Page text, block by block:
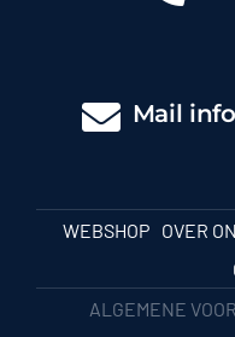
Mail
WEBSHOP OVER
ALGEMENE